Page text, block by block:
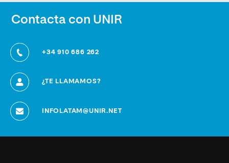
ARCHIVO
Contacta con UNIR
+34 910 686 262
¿TE LLAMAMOS?
INFOLATAM@UNIR.NET